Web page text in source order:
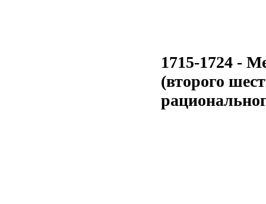
1715-1724 -
(второго